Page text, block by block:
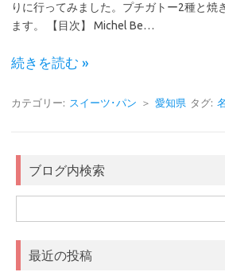
りに行ってみました。プチガトー2種と焼
ます。 【目次】 Michel Be…
続きを読む »
カテゴリー: スイーツ･パン ＞ 愛知県 タグ:
ブログ内検索
索:
最近の投稿